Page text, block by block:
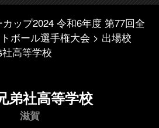
ップ2024 令和6年度 第77回全
ボール選手権大会
出場校
高等学校
弟社高等学校
滋賀